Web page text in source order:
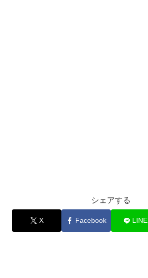
シェアする
X Facebook LINE